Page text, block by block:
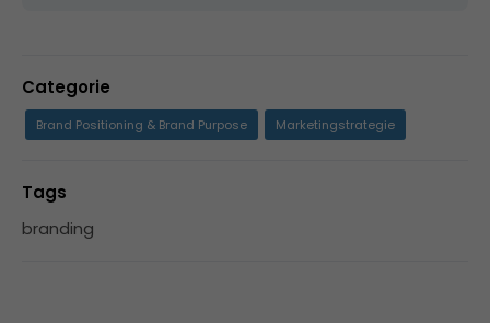
Categorie
Brand Positioning & Brand Purpose Marketingstrategie
Tags
branding